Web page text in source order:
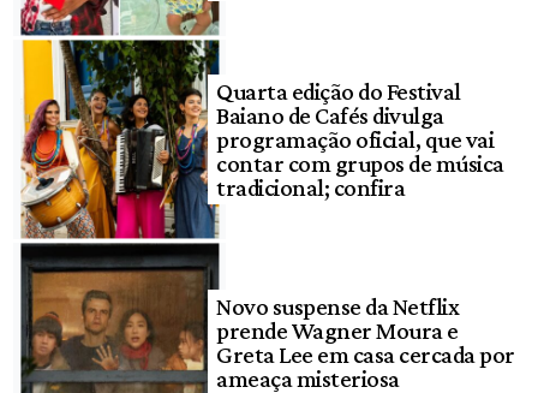
Quarta edição do Festival
Baiano de Cafés divulga
programação oficial, que vai
contar com grupos de música
tradicional; confira
Novo suspense da Netflix
prende Wagner Moura e
Greta Lee em casa cercada por
ameaça misteriosa